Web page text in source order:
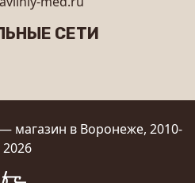
СЕТИ
магазин в Воронеже, 2010-
2026